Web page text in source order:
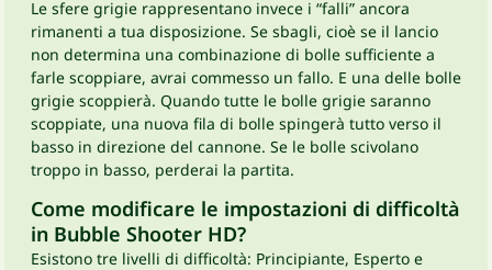
Le sfere grigie rappresentano invece i “falli” ancora
rimanenti a tua disposizione. Se sbagli, cioè se il lancio
non determina una combinazione di bolle sufficiente a
farle scoppiare, avrai commesso un fallo. E una delle bolle
grigie scoppierà. Quando tutte le bolle grigie saranno
scoppiate, una nuova fila di bolle spingerà tutto verso il
basso in direzione del cannone. Se le bolle scivolano
troppo in basso, perderai la partita.
Come modificare le impostazioni di difficoltà
in Bubble Shooter HD?
Esistono tre livelli di difficoltà: Principiante, Esperto e